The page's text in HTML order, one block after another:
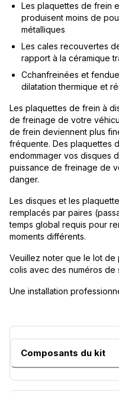
Les plaquettes de frein
produisent moins de
métalliques
Les cales recouvertes
rapport à la céramique
Cchanfreinées et
dilatation thermique et
Les plaquettes de frein à
de freinage de votre
de frein deviennent plus
fréquente. Des plaquettes
endommager vos disques
puissance de freinage de
danger.
Les disques et les
remplacés par paires
temps global requis pour
moments différents.
Veuillez noter que le lot
colis avec des numéros de
Une installation
Composants du kit